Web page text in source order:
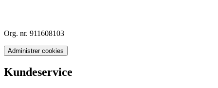
Org. nr. 911608103
Administrer cookies
Kundeservice